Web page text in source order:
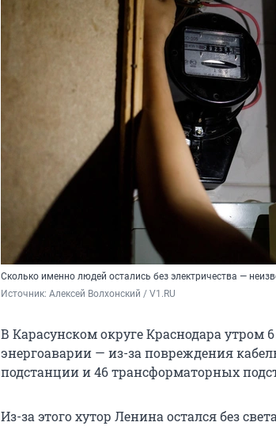
Сколько именно людей остались без электричества —
Источник: Алексей Волхонский / V1.RU
В Карасунском округе Краснодара утром
энергоаварии — из-за повреждения
подстанции и 46 трансформаторных
Из-за этого хутор Ленина остался без